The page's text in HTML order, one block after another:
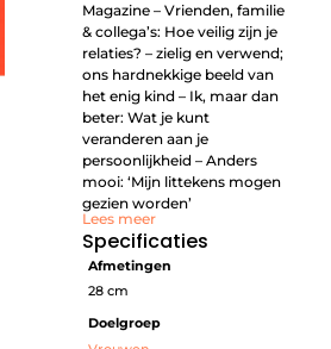
Magazine – Vrienden, familie
& collega’s: Hoe veilig zijn je
relaties? – zielig en verwend;
ons hardnekkige beeld van
het enig kind – Ik, maar dan
beter: Wat je kunt
veranderen aan je
persoonlijkheid – Anders
mooi: ‘Mijn littekens mogen
gezien worden’
Lees meer
Specificaties
Afmetingen
28 cm
Doelgroep